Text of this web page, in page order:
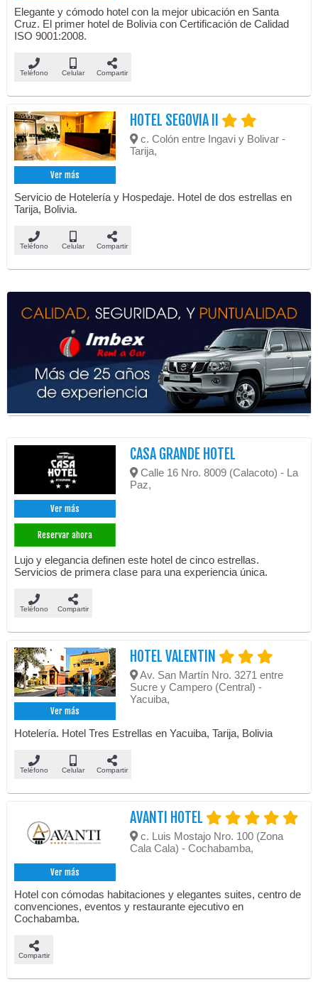
Elegante y cómodo hotel con la mejor ubicación en Santa
Cruz. El primer hotel de Bolivia con Certificación de Calidad
ISO 9001:2008.
Teléfono Celular Compartir
Ver más
HOTEL SEGOVIA II
c. Colón entre Ingavi y Bolivar -
Tarija,
Servicio de Hotelería y Hospedaje. Hotel de dos estrellas en
Tarija, Bolivia.
Teléfono Celular Compartir
Ver más
Reservar ahora
CASA GRANDE HOTEL
Calle 16 Nro. 8009 (Calacoto) - La
Paz,
Lujo y elegancia definen este hotel de cinco estrellas.
Servicios de primera clase para una experiencia única.
Teléfono Compartir
Ver más
HOTEL VALENTIN
Av. San Martín Nro. 3271 entre
Sucre y Campero (Central) -
Yacuiba,
Hotelería. Hotel Tres Estrellas en Yacuiba, Tarija, Bolivia
Teléfono Celular Compartir
Ver más
AVANTI HOTEL
c. Luis Mostajo Nro. 100 (Zona
Cala Cala) - Cochabamba,
Hotel con cómodas habitaciones y elegantes suites, centro de
convenciones, eventos y restaurante ejecutivo en
Cochabamba.
Compartir